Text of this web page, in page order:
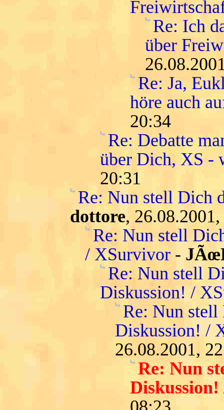
Re: Ich
über
Re: Ja,
höre auch
20:34
Re: Debatte
über Dich, XS -
20:31
Re: Nun stell Dich
dottore,
Re: Nun stell
/ XSurvivor -
Re: Nun stell
Diskussion! /
Re: Nun
Diskussion! /
26.08.2001,
Re: Nun